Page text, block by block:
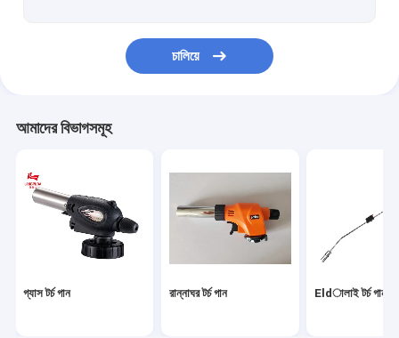
বৈদ্যুতিক শিখার বন্দুক
আউটডোর ক্যাম্পিং চুলা
চালিয়ে
আমাদের বিভাগসমূহ
গ্যাস টর্চ গান রান্নাঘর টর্চ গান Eldালাই টর্চ গান